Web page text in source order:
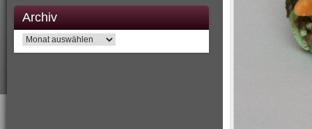
Archiv
Archiv